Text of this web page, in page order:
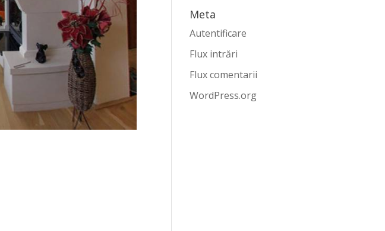
Meta
Autentificare
Flux intrări
Flux comentarii
WordPress.org